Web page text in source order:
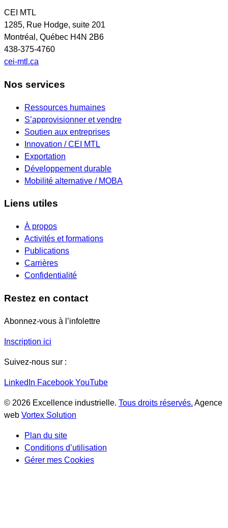
CEI MTL
1285, Rue Hodge, suite 201
Montréal, Québec H4N 2B6
438-375-4760
cei-mtl.ca
Nos services
Ressources humaines
S’approvisionner et vendre
Soutien aux entreprises
Innovation / CEI MTL
Exportation
Développement durable
Mobilité alternative / MOBA
Liens utiles
À propos
Activités et formations
Publications
Carrières
Confidentialité
Restez en contact
Abonnez-vous à l’infolettre
Inscription ici
Suivez-nous sur :
LinkedIn Facebook YouTube
© 2026 Excellence industrielle. Tous droits réservés. Agence
web Vortex Solution
Plan du site
Conditions d’utilisation
Gérer mes Cookies